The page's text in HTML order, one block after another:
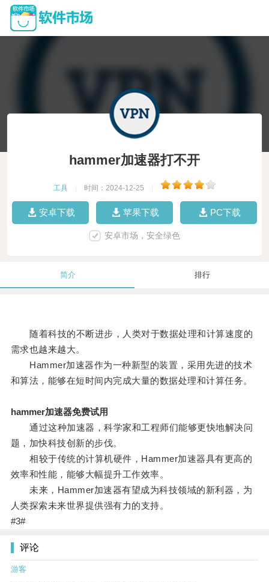
hammer加速器打不开
工具 时间：2024-12-25
安卓下载 苹果下载 PC下载
安卓市场，安全绿色
简介 排行
随着科技的不断进步，人类对于数据处理和计算速度的
需求也越来越大。
Hammer加速器作为一种新型的装置，采用先进的技术
和算法，能够在短时间内完成大量的数据处理和计算任务。
hammer加速器免费试用
通过这种加速器，科学家和工程师们能够更快地解决问
题，加快科技创新的步伐。
相较于传统的计算机硬件，Hammer加速器具有更高的
效率和性能，能够大幅提升工作效率。
未来，Hammer加速器有望成为科技领域的新利器，为
人类探索未来世界提供强有力的支持。
#3#
评论
游客